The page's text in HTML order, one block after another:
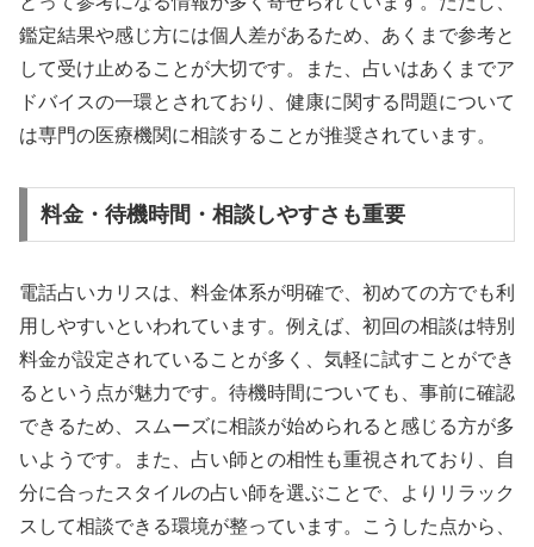
鑑定結果や感じ方には個人差があるため、あくまで参考と
して受け止めることが大切です。また、占いはあくまでア
ドバイスの一環とされており、健康に関する問題について
は専門の医療機関に相談することが推奨されています。
料金・待機時間・相談しやすさも重要
電話占いカリスは、料金体系が明確で、初めての方でも利
用しやすいといわれています。例えば、初回の相談は特別
料金が設定されていることが多く、気軽に試すことができ
るという点が魅力です。待機時間についても、事前に確認
できるため、スムーズに相談が始められると感じる方が多
いようです。また、占い師との相性も重視されており、自
分に合ったスタイルの占い師を選ぶことで、よりリラック
スして相談できる環境が整っています。こうした点から、